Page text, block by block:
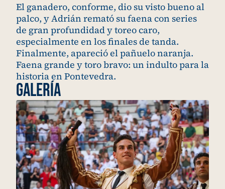
El ganadero, conforme, dio su visto bueno al
palco, y Adrián remató su faena con series
de gran profundidad y toreo caro,
especialmente en los finales de tanda.
Finalmente, apareció el pañuelo naranja.
Faena grande y toro bravo: un indulto para la
historia en Pontevedra.
Galería